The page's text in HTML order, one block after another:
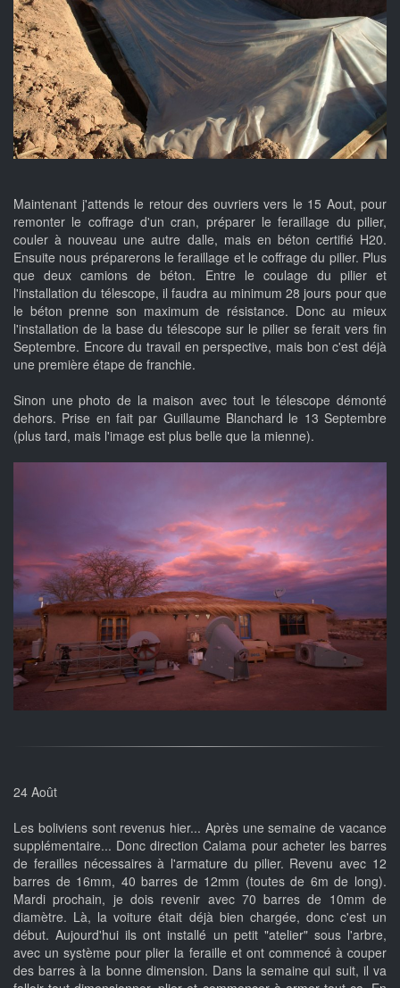
Maintenant j'attends le retour des ouvriers vers le 15 Aout, pour
remonter le coffrage d'un cran, préparer le feraillage du pilier,
couler à nouveau une autre dalle, mais en béton certifié H20.
Ensuite nous préparerons le feraillage et le coffrage du pilier. Plus
que deux camions de béton. Entre le coulage du pilier et
l'installation du télescope, il faudra au minimum 28 jours pour que
le béton prenne son maximum de résistance. Donc au mieux
l'installation de la base du télescope sur le pilier se ferait vers fin
Septembre. Encore du travail en perspective, mais bon c'est déjà
une première étape de franchie.
Sinon une photo de la maison avec tout le télescope démonté
dehors. Prise en fait par Guillaume Blanchard le 13 Septembre
(plus tard, mais l'image est plus belle que la mienne).
24 Août
Les boliviens sont revenus hier... Après une semaine de vacance
supplémentaire... Donc direction Calama pour acheter les barres
de ferailles nécessaires à l'armature du pilier. Revenu avec 12
barres de 16mm, 40 barres de 12mm (toutes de 6m de long).
Mardi prochain, je dois revenir avec 70 barres de 10mm de
diamètre. Là, la voiture était déjà bien chargée, donc c'est un
début. Aujourd'hui ils ont installé un petit "atelier" sous l'arbre,
avec un système pour plier la feraille et ont commencé à couper
des barres à la bonne dimension. Dans la semaine qui suit, il va